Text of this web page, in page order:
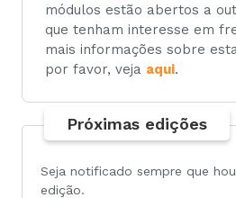
módulos estão abertos a
que tenham interesse em
mais informações sobre
por favor, veja aqui.
Próximas edições
Seja notificado sempre que
edição.